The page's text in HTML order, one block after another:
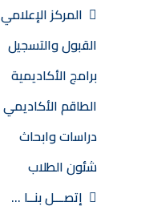
المركز الإعلامي
القبول والتسجيل
برامج الأكاديمية
الطاقم الأكاديمي
دراسات وابحاث
شئون الطلاب
إتصـــل بنــا …